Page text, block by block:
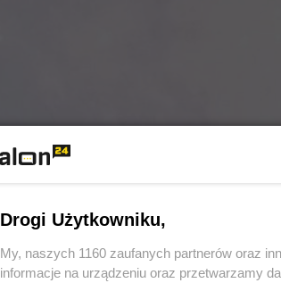
Drogi Użytkowniku,
My, naszych 1160 zaufanych partnerów oraz
informacje na urządzeniu oraz przetwarzamy